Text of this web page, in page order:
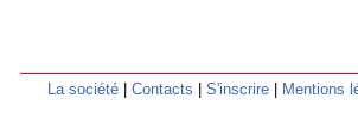
La société Contacts S'inscrire Mentions